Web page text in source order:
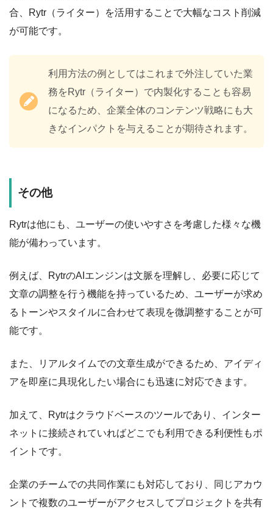
合、Rytr（ライター）を活用することで大幅なコスト削減
が可能です。
利用方法の例としてはこれまで外注していた業
務をRytr（ライター）で内製化することも容易
になるため、企業全体のコンテンツ戦略にも大
きなインパクトを与えることが期待されます。
その他
Rytrは他にも、ユーザーの使いやすさを考慮した様々な機
能が備わっています。
例えば、RytrのAIエンジンは文脈を理解し、必要に応じて
文章の調整を行う機能を持っているため、ユーザーが求め
るトーンやスタイルに合わせて表現を微調整することが可
能です。
また、リアルタイムでの文章生成ができるため、アイディ
アを即座に具現化したい場合にも迅速に対応できます。
加えて、Rytrはクラウドベースのツールであり、インター
ネットに接続されていればどこでも利用できる利便性もポ
イントです。
企業のチームでの共同作業にも対応しており、同じアカウ
ントで複数のユーザーがアクセスしてプロジェクトを共有